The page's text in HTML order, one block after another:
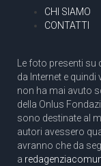
CHI SIAMO
CONTATTI
Le foto presenti
da Internet e
non ha mai avuto
della Onlus
sono destinate al
autori avessero
avranno che da
a